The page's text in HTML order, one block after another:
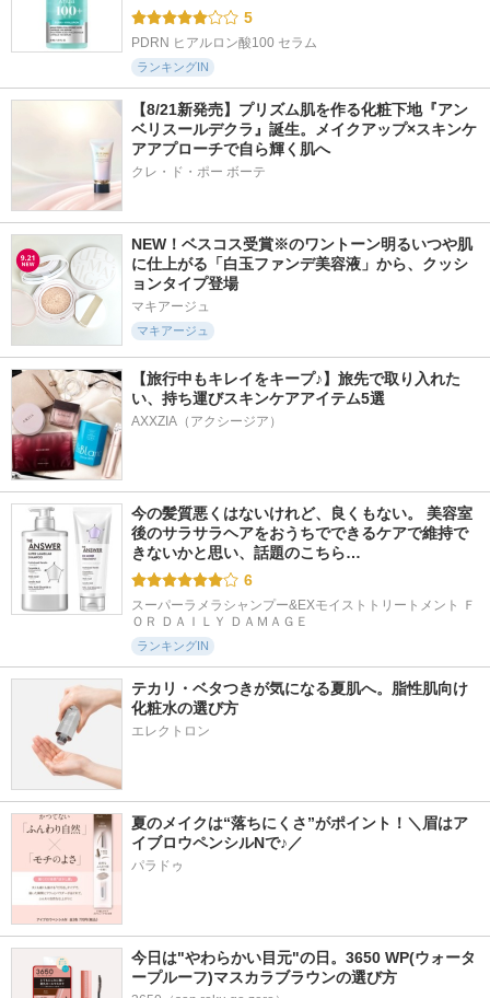
5
PDRN ヒアルロン酸100 セラム
ランキングIN
【8/21新発売】プリズム肌を作る化粧下地『アン
ベリスールデクラ』誕生。メイクアップ×スキンケ
アアプローチで自ら輝く肌へ
クレ・ド・ポー ボーテ
NEW！ベスコス受賞※のワントーン明るいつや肌
に仕上がる「白玉ファンデ美容液」から、クッシ
ョンタイプ登場
マキアージュ
マキアージュ
【旅行中もキレイをキープ♪】旅先で取り入れた
い、持ち運びスキンケアアイテム5選
AXXZIA（アクシージア）
今の髪質悪くはないけれど、良くもない。 美容室
後のサラサラヘアをおうちでできるケアで維持で
きないかと思い、話題のこちら…
6
スーパーラメラシャンプー&EXモイストトリートメント Ｆ
ＯＲ ＤＡＩＬＹ ＤＡＭＡＧＥ
ランキングIN
テカリ・ベタつきが気になる夏肌へ。脂性肌向け
化粧水の選び方
エレクトロン
夏のメイクは“落ちにくさ”がポイント！＼眉はア
イブロウペンシルNで♪／
パラドゥ
今日は"やわらかい目元"の日。3650 WP(ウォータ
ープルーフ)マスカラブラウンの選び方